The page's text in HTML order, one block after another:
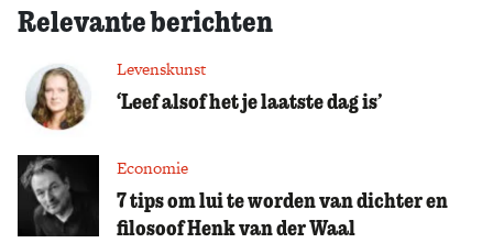
Relevante berichten
Levenskunst
‘Leef alsof het je laatste dag is’
Economie
7 tips om lui te worden van dichter en
filosoof Henk van der Waal